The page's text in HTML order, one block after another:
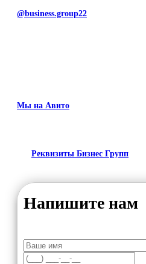
@business.group22
Мы на Авито
Реквизиты Бизнес Групп
Напишите нам